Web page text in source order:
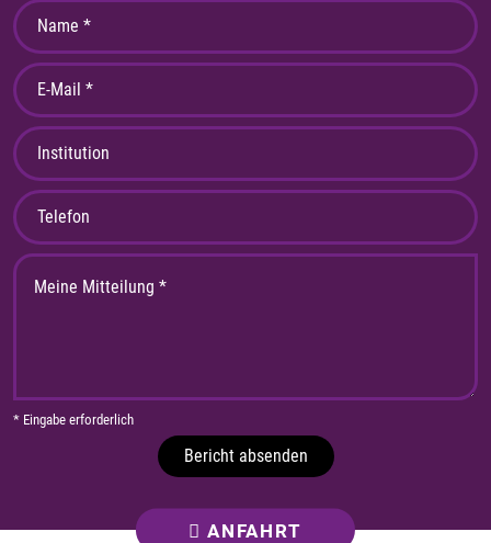
* Eingabe erforderlich
Bericht absenden
ANFAHRT